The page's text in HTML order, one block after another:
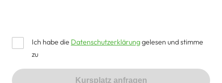
Ich habe die Datenschutzerklärunggelesen und stimme
zu
Kursplatz anfragen